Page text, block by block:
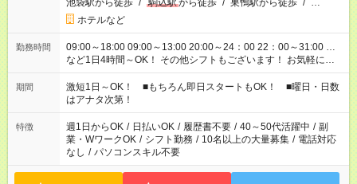
池袋駅から徒歩 / 駒込駅から徒歩 / 巣鴨駅から徒歩 / …
ホテルなど
勤務時間
09:00～18:00 09:00～13:00 20:00～24：00 22：00～31:00 …
など1日4時間～OK！ その他シフトもございます！ お気軽にご
相談ください！
期間
激短1日～OK！ ■もちろん即日スタートもOK！ ■曜日・日数
はアナタ次第！
特徴 週1日からOK / 日払いOK / 履歴書不要 / 40～50代活躍中 / 副
業・WワークOK / シフト勤務 / 10名以上の大量募集 / 電話対応
なし / パソコンスキル不要